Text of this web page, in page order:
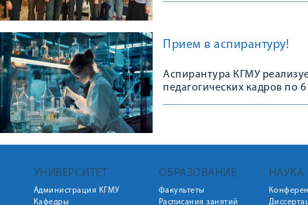
Прием в аспирантуру!
Аспирантура КГМУ
педагогических кадров по
УНИВЕРСИТЕТ
Администрация КГМУ
Кафедры
ОБРАЗОВАНИЕ
Факультеты
Расписания занятий
НАУКА